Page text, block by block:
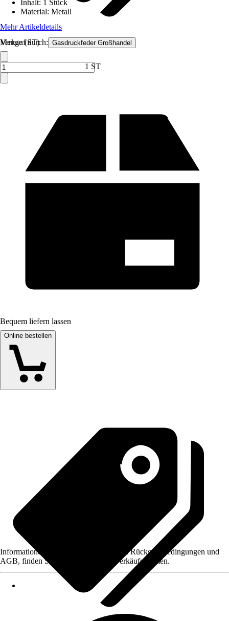
Verkauf durch: Gasdruckfeder Großhandel
Inhalt: 1 Stück
Material: Metall
Mehr Artikeldetails
Menge (ST)
1 ST
Bequem liefern lassen
Online bestellen
Informationen des Verkäufers, wie z. B. Rückgabebedingungen und
AGB, finden Sie bei Klick auf den Verkäufernamen.